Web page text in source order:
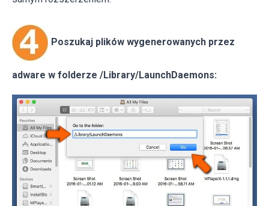
Poszukaj plików wygenerowanych przez
adware w folderze /Library/LaunchDaemons: